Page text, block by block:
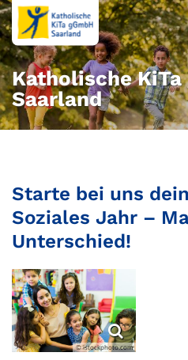
Zum Inhalt springen
Katholische KiTa
Saarland
Starte bei uns
Soziales Jahr –
Unterschied!
© istockphoto.com